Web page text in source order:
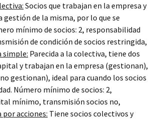
Socios que trabajan en la empresa y
de la misma, por lo que se
mínimo de socios: 2, responsabilidad
de condición de socios restringida,
simple: Parecida a la colectiva, tiene dos
y trabajan en la empresa (gestionan),
gestionan), ideal para cuando los socios
Número mínimo de socios: 2,
mínimo, transmisión socios no,
acciones: Tiene socios colectivos y